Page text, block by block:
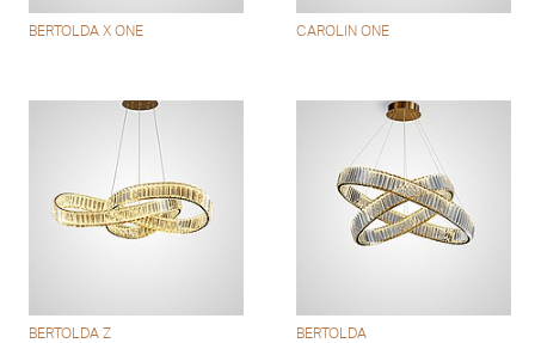
BERTOLDA X ONE CAROLIN ONE
BERTOLDA Z BERTOLDA